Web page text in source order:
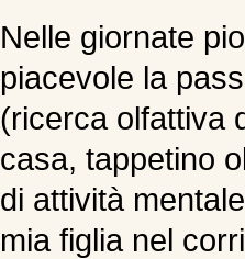
Nelle giornate
piacevole la
(ricerca olfattiva
casa, tappetino
di attività
mia figlia nel